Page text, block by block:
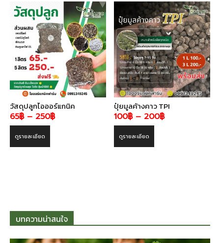
วัสดุปลูกไอออร์แกนิค
65฿ – 250฿Price
ดูรายละเอียด
ปุ๋ยมูลค้างคาว TPI
100฿ – 200฿Price
ดูรายละเอียด
บทความน่าสนใจ